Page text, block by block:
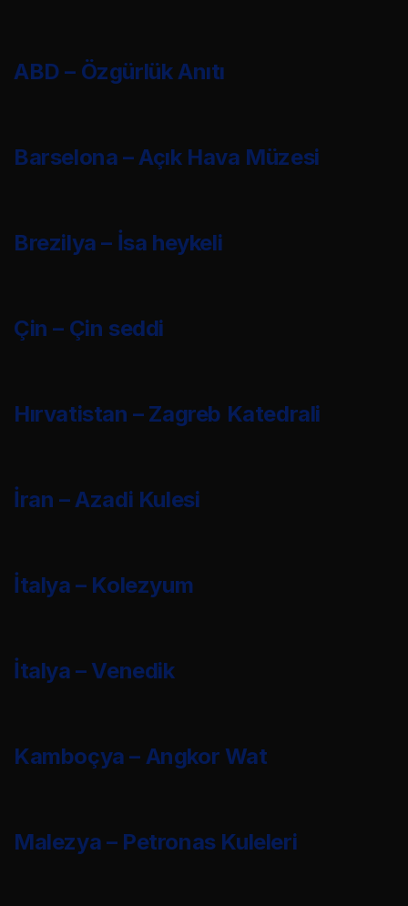
ABD – Özgürlük Anıtı
Barselona – Açık Hava Müzesi
Brezilya – İsa heykeli
Çin – Çin seddi
Hırvatistan – Zagreb Katedrali
İran – Azadi Kulesi
İtalya – Kolezyum
İtalya – Venedik
Kamboçya – Angkor Wat
Malezya – Petronas Kuleleri